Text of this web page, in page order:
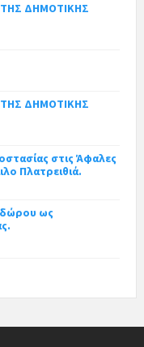
ΔΗΜΟΤΙΚΗΣ
ΔΗΜΟΤΙΚΗΣ
στις Άφαλες
Πλατρειθιά.
ως